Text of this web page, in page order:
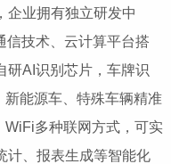
业拥有独立研发中
信技术、云计算平台搭
研AI识别芯片，车牌识
能源车、特殊车辆精准
多种联网方式，可实
计、报表生成等智能化